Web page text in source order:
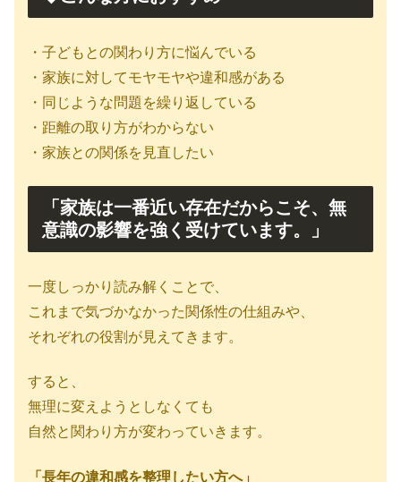
・子どもとの関わり方に悩んでいる
・家族に対してモヤモヤや違和感がある
・同じような問題を繰り返している
・距離の取り方がわからない
・家族との関係を見直したい
「家族は一番近い存在だからこそ、無
意識の影響を強く受けています。」
一度しっかり読み解くことで、
これまで気づかなかった関係性の仕組みや、
それぞれの役割が見えてきます。
すると、
無理に変えようとしなくても
自然と関わり方が変わっていきます。
「長年の違和感を整理したい方へ」